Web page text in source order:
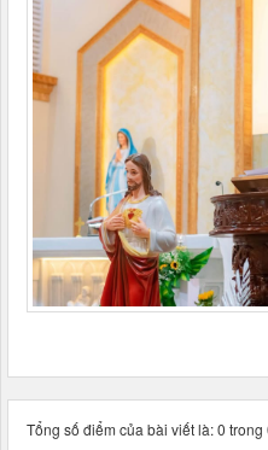
Tổng số điểm của bài viết là: 0 trong